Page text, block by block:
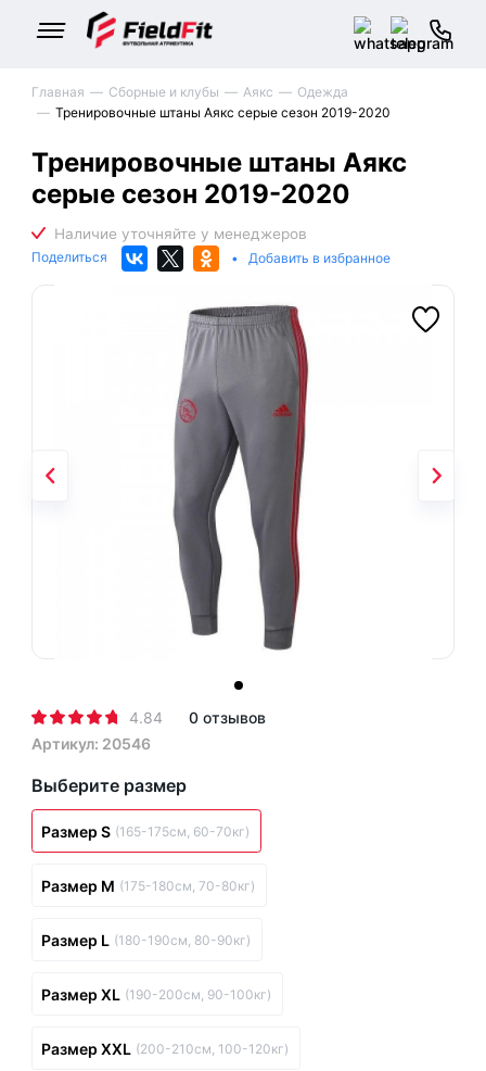
Главная Сборные и клубы Аякс
Одежда
Тренировочные штаны Аякс серые сезон 2019-2020
Тренировочные штаны Аякс
серые сезон 2019-2020
Поделиться • Добавить в избранное
4.84
0 отзывов
Артикул: 20546
Выберите размер
Размер S (165-175см, 60-70кг)
Размер M (175-180см, 70-80кг)
Размер L (180-190см, 80-90кг)
Размер XL (190-200см, 90-100кг)
Размер XXL (200-210см, 100-120кг)